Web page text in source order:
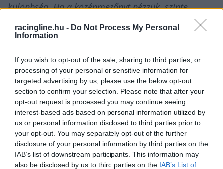
racingline.hu - Do Not Process My Personal
Information
If you wish to opt-out of the sale, sharing to third parties, or
processing of your personal or sensitive information for
targeted advertising by us, please use the below opt-out
section to confirm your selection. Please note that after your
opt-out request is processed you may continue seeing
interest-based ads based on personal information utilized by
us or personal information disclosed to third parties prior to
your opt-out. You may separately opt-out of the further
disclosure of your personal information by third parties on the
IAB’s list of downstream participants. This information may
also be disclosed by us to third parties on the IAB’s List of
különbség. Ha a középmezőnyt nézzük, szinte
azonos körülmények vannak, és nagy a versengés a
csapatok között. Elképesztő, csak mindezt a TV nem
mutatja. A rendezők nem végzik valami jól a
dolgukat.” – nyilatkozta Perez a motorsport.com-
nak.